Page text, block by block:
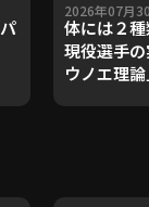
2026年07月
体には２
現役選手
ウノエ理